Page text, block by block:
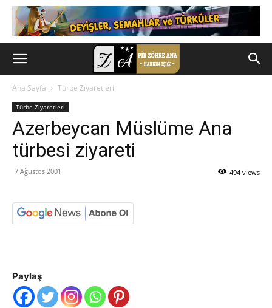
Ana Sayfa Türbe Ziyaretleri
Türbe Ziyaretleri
Azerbeycan Müslüme Ana
türbesi ziyareti
7 Ağustos 2001 494 views
Paylaş